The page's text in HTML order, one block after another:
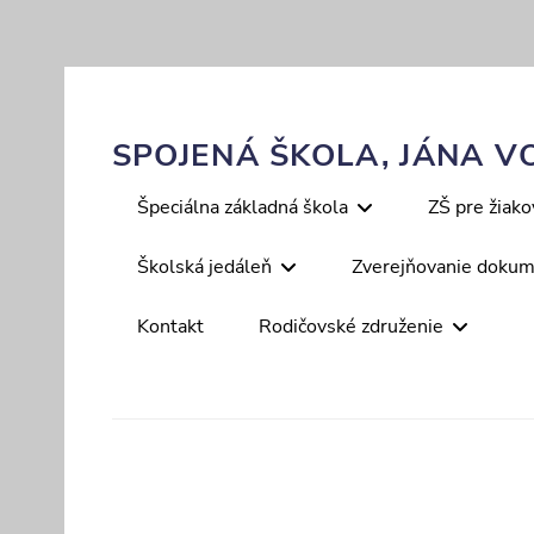
contentSPOJENÁ ŠKOLA, JÁNA
Primary
Špeciálna základná škola ZŠ pre
Školská jedáleň Zverejňovanie
Kontakt Rodičovské združenie